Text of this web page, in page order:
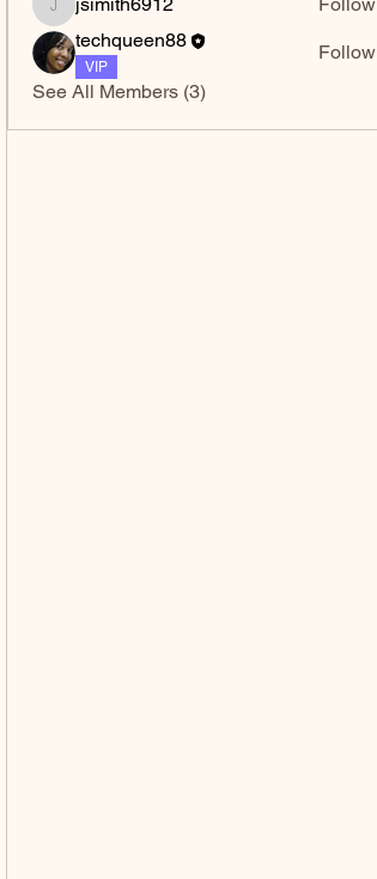
jsimith6912
techqueen88
VIP
Follow
See All Members (3)